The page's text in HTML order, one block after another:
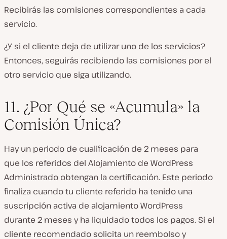
Recibirás las comisiones correspondientes a cada
servicio.
¿Y si el cliente deja de utilizar uno de los servicios?
Entonces, seguirás recibiendo las comisiones por el
otro servicio que siga utilizando.
11. ¿Por Qué se «Acumula» la
Comisión Única?
Hay un periodo de cualificación de 2 meses para
que los referidos del Alojamiento de WordPress
Administrado obtengan la certificación. Este periodo
finaliza cuando tu cliente referido ha tenido una
suscripción activa de alojamiento WordPress
durante 2 meses y ha liquidado todos los pagos. Si el
cliente recomendado solicita un reembolso y